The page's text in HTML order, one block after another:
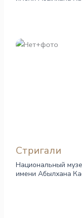
Стригали
Национальный
имени Абылхана